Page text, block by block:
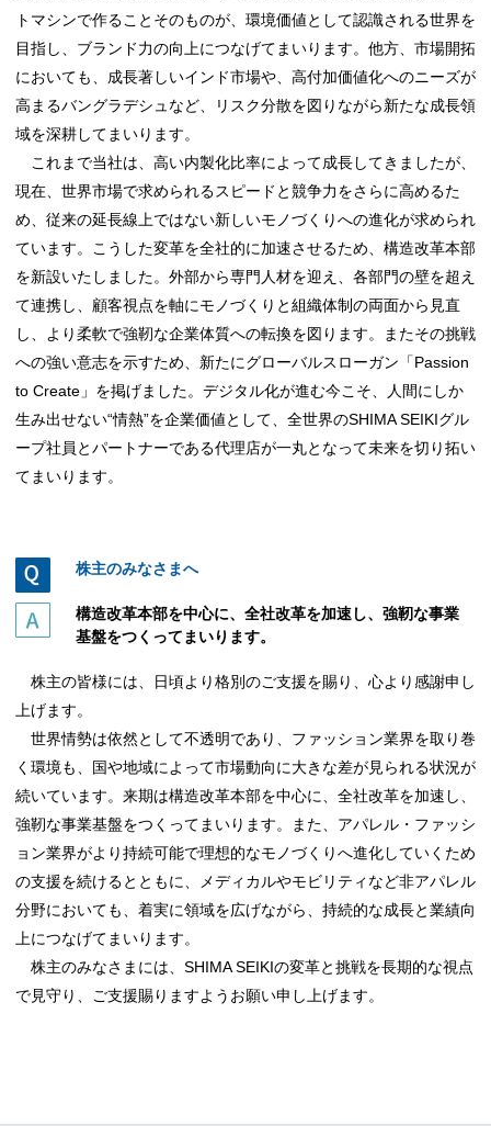
トマシンで作ることそのものが、環境価値として認識される世界を
目指し、ブランド力の向上につなげてまいります。他方、市場開拓
においても、成長著しいインド市場や、高付加価値化へのニーズが
高まるバングラデシュなど、リスク分散を図りながら新たな成長領
域を深耕してまいります。
これまで当社は、高い内製化比率によって成長してきましたが、
現在、世界市場で求められるスピードと競争力をさらに高めるた
め、従来の延長線上ではない新しいモノづくりへの進化が求められ
ています。こうした変革を全社的に加速させるため、構造改革本部
を新設いたしました。外部から専門人材を迎え、各部門の壁を超え
て連携し、顧客視点を軸にモノづくりと組織体制の両面から見直
し、より柔軟で強靭な企業体質への転換を図ります。またその挑戦
への強い意志を示すため、新たにグローバルスローガン「Passion
to Create」を掲げました。デジタル化が進む今こそ、人間にしか
生み出せない“情熱”を企業価値として、全世界のSHIMA SEIKIグル
ープ社員とパートナーである代理店が一丸となって未来を切り拓い
てまいります。
株主のみなさまへ
構造改革本部を中心に、全社改革を加速し、強靭な事業
基盤をつくってまいります。
株主の皆様には、日頃より格別のご支援を賜り、心より感謝申し
上げます。
世界情勢は依然として不透明であり、ファッション業界を取り巻
く環境も、国や地域によって市場動向に大きな差が見られる状況が
続いています。来期は構造改革本部を中心に、全社改革を加速し、
強靭な事業基盤をつくってまいります。また、アパレル・ファッシ
ョン業界がより持続可能で理想的なモノづくりへ進化していくため
の支援を続けるとともに、メディカルやモビリティなど非アパレル
分野においても、着実に領域を広げながら、持続的な成長と業績向
上につなげてまいります。
株主のみなさまには、SHIMA SEIKIの変革と挑戦を長期的な視点
で見守り、ご支援賜りますようお願い申し上げます。